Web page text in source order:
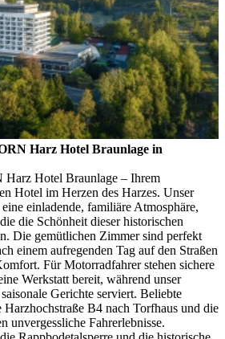
Harz Hotel Braunlage in
Hotel Braunlage – Ihrem
Hotel im Herzen des Harzes. Unser
einladende, familiäre Atmosphäre,
die Schönheit dieser historischen
Die gemütlichen Zimmer sind perfekt
einem aufregenden Tag auf den Straßen
Für Motorradfahrer stehen sichere
Werkstatt bereit, während unser
Gerichte serviert. Beliebte
B4 nach Torfhaus und die
unvergessliche Fahrerlebnisse.